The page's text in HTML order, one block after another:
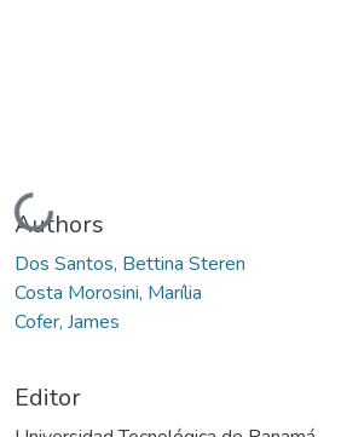
Cargando...
Authors
Dos Santos, Bettina Steren
Costa Morosini, Marília
Cofer, James
Editor